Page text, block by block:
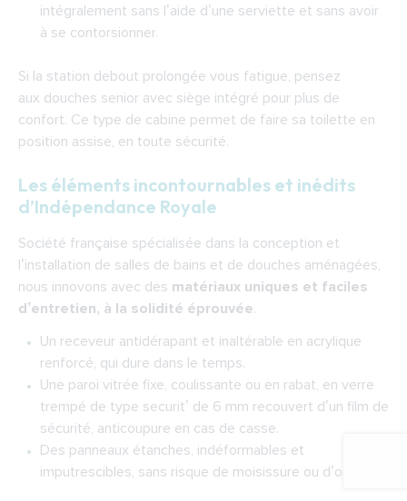
intégralement sans l’aide d’une serviette et sans avoir
à se contorsionner.
Si la station debout prolongée vous fatigue, pensez
aux douches senior avec siège intégré pour plus de
confort. Ce type de cabine permet de faire sa toilette en
position assise, en toute sécurité.
Les éléments incontournables et inédits
d’Indépendance Royale
Société française spécialisée dans la conception et
l’installation de salles de bains et de douches aménagées,
nous innovons avec des matériaux uniques et faciles
d’entretien, à la solidité éprouvée.
Un receveur antidérapant et inaltérable en acrylique
renforcé, qui dure dans le temps.
Une paroi vitrée fixe, coulissante ou en rabat, en verre
trempé de type securit’ de 6 mm recouvert d’un film de
sécurité, anticoupure en cas de casse.
Des panneaux étanches, indéformables et
imputrescibles, sans risque de moisissure ou d’odeur.